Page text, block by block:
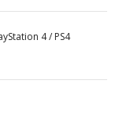
4 / PS4